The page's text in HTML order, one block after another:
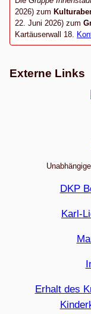
2026) zum
22. Juni 2026) zum
Kartäuserwall 18.
Externe Links
DKP
Karl-
Erhalt des